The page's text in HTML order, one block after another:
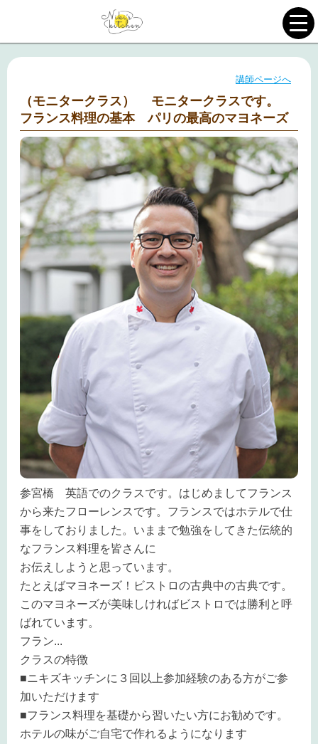
講師ページへ
（モニタークラス） モニタークラスです。
フランス料理の基本 パリの最高のマヨネーズ
参宮橋 英語でのクラスです。はじめましてフランス
から来たフローレンスです。フランスではホテルで仕
事をしておりました。いままで勉強をしてきた伝統的
なフランス料理を皆さんに
お伝えしようと思っています。
たとえばマヨネーズ！ビストロの古典中の古典です。
このマヨネーズが美味しければビストロでは勝利と呼
ばれています。
フラン...
クラスの特徴
■ニキズキッチンに３回以上参加経験のある方がご参
加いただけます
■フランス料理を基礎から習いたい方にお勧めです。
ホテルの味がご自宅で作れるようになります